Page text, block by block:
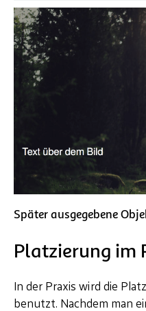
Später ausgegebene
Platzierung im
In der Praxis wird die
benutzt. Nachdem man